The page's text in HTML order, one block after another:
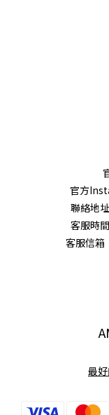
官方
聯絡地
客服時
客服信
最